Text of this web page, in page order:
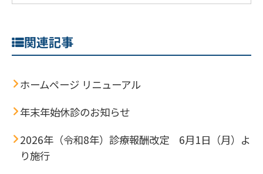
関連記事
ホームページ リニューアル
年末年始休診のお知らせ
2026年（令和8年）診療報酬改定 6月1日（月）よ
り施行